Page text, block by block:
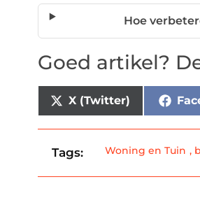
Hoe
Goed artikel?
X (Twitter)
Tags: Woning en Tuin ,